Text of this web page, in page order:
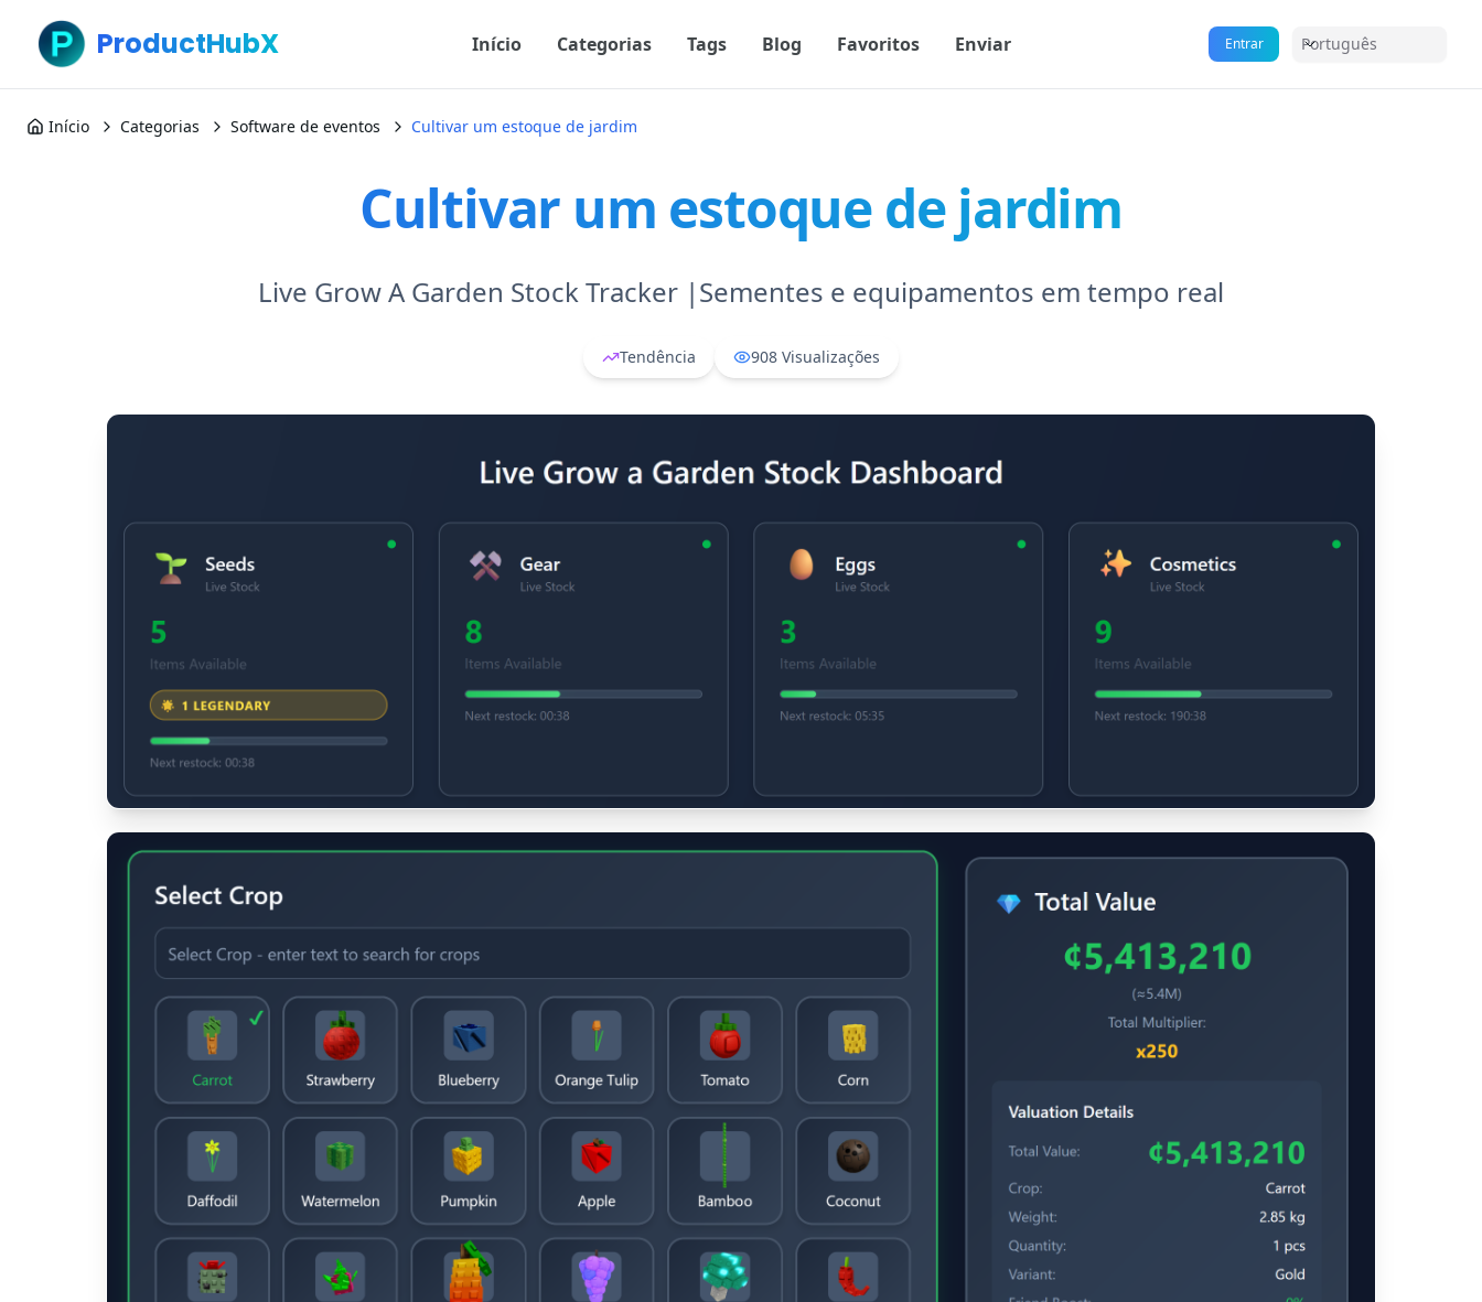
ProductHubX Início Categorias Tags Blog Favoritos Enviar Entrar Português
Início Categorias Software de eventos Cultivar um estoque de jardim
Cultivar um estoque de jardim
Live Grow A Garden Stock Tracker |Sementes e equipamentos em tempo real
Tendência 908 Visualizações